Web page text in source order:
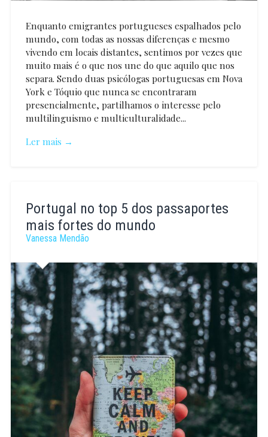
Enquanto emigrantes portugueses espalhados pelo
mundo, com todas as nossas diferenças e mesmo
vivendo em locais distantes, sentimos por vezes que
muito mais é o que nos une do que aquilo que nos
separa. Sendo duas psicólogas portuguesas em Nova
York e Tóquio que nunca se encontraram
presencialmente, partilhamos o interesse pelo
multilinguismo e multiculturalidade...
Ler mais →
Ferreira
Portugal no top 5 dos passaportes
mais fortes do mundo
Vanessa Mendão